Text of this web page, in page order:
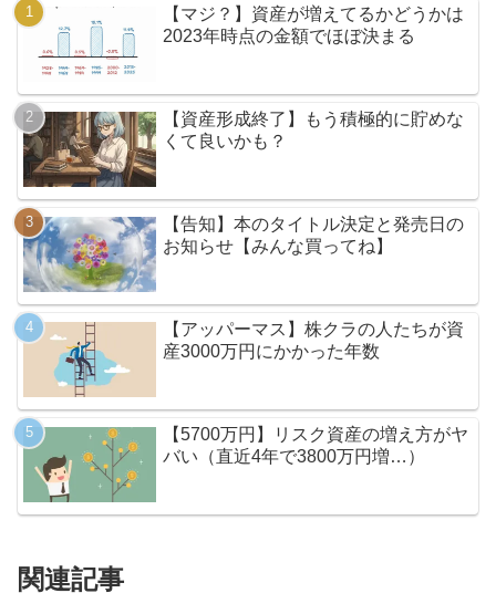
【マジ？】資産が増えてるかどうかは
2023年時点の金額でほぼ決まる
【資産形成終了】もう積極的に貯めな
くて良いかも？
【告知】本のタイトル決定と発売日の
お知らせ【みんな買ってね】
【アッパーマス】株クラの人たちが資
産3000万円にかかった年数
【5700万円】リスク資産の増え方がヤ
バい（直近4年で3800万円増…）
関連記事